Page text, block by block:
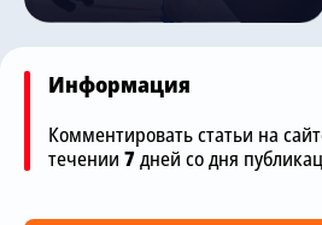
Информация
Комментировать статьи на
течении 7дней со дня